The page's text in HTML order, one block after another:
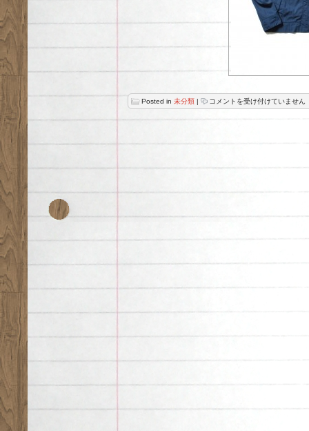
Posted in 未分類 |
2016
A/W
コメントを受け付けていません